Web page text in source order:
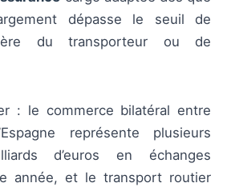
dépasse le seuil de
du transporteur ou de
: le commerce bilatéral entre
représente plusieurs
d’euros en échanges
année, et le transport routier